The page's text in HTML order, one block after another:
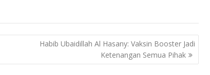
Habib Ubaidillah Al Hasany: Vaksin Booster Jadi
Ketenangan Semua Pihak